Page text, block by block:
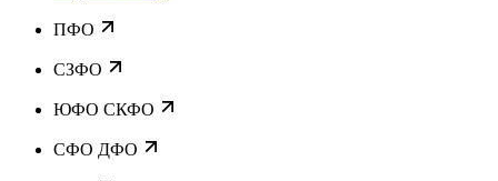
ПФО
СЗФО
ЮФО СКФО
CФО ДФО